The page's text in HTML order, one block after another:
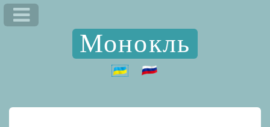
Монокль